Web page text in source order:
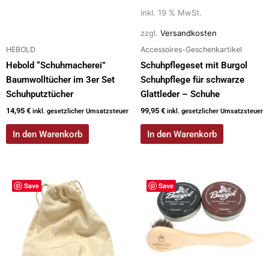
HEBOLD
Hebold “Schuhmacherei”
Baumwolltücher im 3er Set
Schuhputztücher
14,95 € inkl. gesetzlicher Umsatzsteuer
In den Warenkorb
inkl. 19 % MwSt.
zzgl. Versandkosten
Accessoires-Geschenkartikel
Schuhpflegeset mit Burgol
Schuhpflege für schwarze
Glattleder – Schuhe
99,95 € inkl. gesetzlicher Umsatzsteuer
In den Warenkorb
Save Save